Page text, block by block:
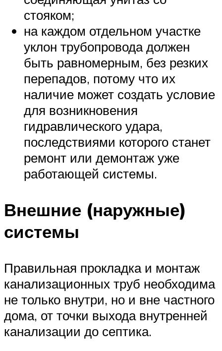
стояком;
на каждом отдельном участке
уклон трубопровода должен
быть равномерным, без резких
перепадов, потому что их
наличие может создать условие
для возникновения
гидравлического удара,
последствиями которого станет
ремонт или демонтаж уже
работающей системы.
Внешние (наружные)
системы
Правильная прокладка и монтаж
канализационных труб необходима
не только внутри, но и вне частного
дома, от точки выхода внутренней
канализации до септика.